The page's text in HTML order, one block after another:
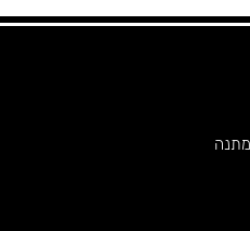
RELAX, KAPARA •RELAX,